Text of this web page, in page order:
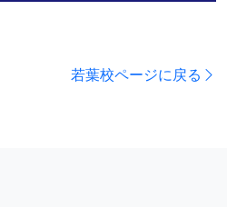
若葉校ページに戻る